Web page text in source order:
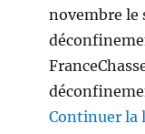
novembre le
Continuer la